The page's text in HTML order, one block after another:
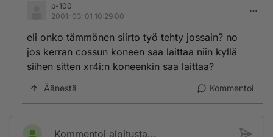
p-100
2001-03-01 10:29:00
eli onko tämmönen siirto työ tehty jossain? no
jos kerran cossun koneen saa laittaa niin kyllä
siihen sitten xr4i:n koneenkin saa laittaa?
Äänestä Kommentoi
Kommentoi aloitusta...